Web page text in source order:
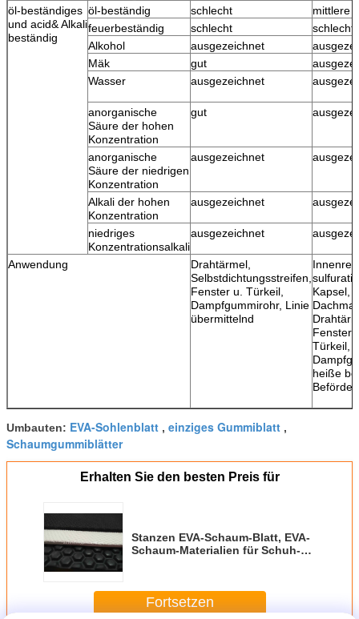
öl-beständiges
und acid& Alkali
beständig
öl-beständig schlecht
mittlere
feuerbeständig
schlecht
schlecht
Alkohol
ausgezeichnet
Mäk
gut
Wasser
ausgezeichnet
anorganische
Säure der hohen
Konzentration
gut
anorganische
Säure der niedrigen
Konzentration
ausgezeichnet
Alkali der hohen
Konzentration
ausgezeichnet
niedriges
Konzentrationsalkali
ausgezeichnet
Anwendung
Drahtärmel,
Selbstdichtungsstreifen,
Fenster u. Türkeil,
Dampfgummirohr, Linie
übermittelnd
Kapsel,
Fenster
Türkeil,
heiße
Umbauten: EVA-Sohlenblatt , einziges Gummiblatt ,
Schaumgummiblätter
Erhalten Sie den besten Preis für
Stanzen EVA-Schaum-Blatt, EVA-
Schaum-Materialien für Schuh-
Fortsetzen